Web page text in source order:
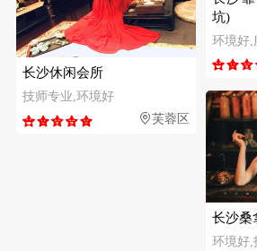
坑)
环境好,
长沙休闲会所
技师专业,环境好
芙蓉区
长沙桑
环境好,